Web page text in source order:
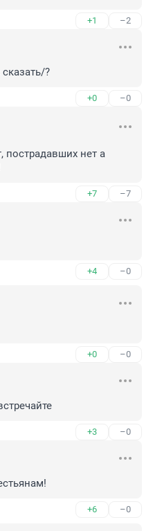
+1 –2
?
+0 –0
нет а
+7 –7
+4 –0
+0 –0
+3 –0
+6 –0